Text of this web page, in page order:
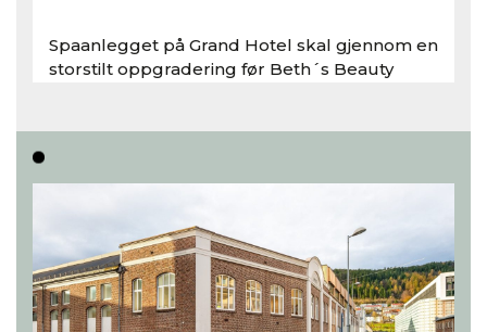
Spaanlegget på Grand Hotel skal gjennom en
storstilt oppgradering før Beth´s Beauty
Les hele artikkelen